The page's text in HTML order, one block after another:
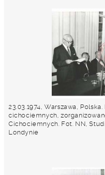
23.03.1974, Warszawa,
cichociemnych,
Cichociemnych. Fot. NN,
Londynie